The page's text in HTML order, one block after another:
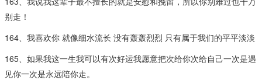
别走！
164、我喜欢你 就像细水流长 没有轰轰烈烈 只有属于我们的平平淡淡
165、如果我这一生我可以有次好运我愿意把次给你次给自己一次是遇
见你一次是永远陪你走。